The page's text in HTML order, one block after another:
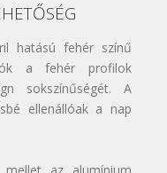
hatású fehér színű
a fehér profilok
sokszínűségét. A
ellenállóak a nap
az alumínium